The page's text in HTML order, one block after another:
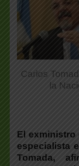
Carlos
la
El exministro
especialista
Tomada,